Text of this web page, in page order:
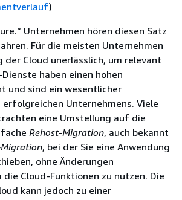
)
Unternehmen hören diesen Satz
Für die meisten Unternehmen
der Cloud unerlässlich, um relevant
haben einen hohen
und sind ein wesentlicher
Unternehmens. Viele
eine Umstellung auf die
Rehost-Migration, auch bekannt
, bei der Sie eine Anwendung
ohne Änderungen
die Cloud-Funktionen zu nutzen. Die
kann jedoch zu einer